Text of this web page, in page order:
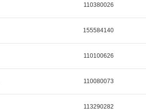
110380026
155584140
110100626
110080073
113290282